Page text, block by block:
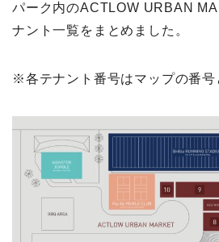
パーク内のACTLOW URBAN
ナント一覧をまとめました。
※各テナント番号はマップの番号